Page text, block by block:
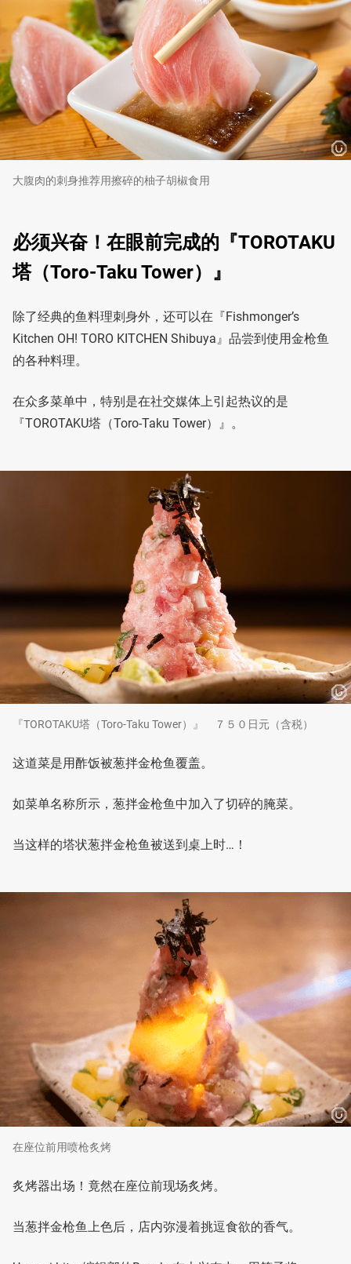
大腹肉的刺身推荐用擦碎的柚子胡椒食用
必须兴奋！在眼前完成的『TOROTAKU
塔（Toro-Taku Tower）』
除了经典的鱼料理刺身外，还可以在『Fishmonger’s
Kitchen OH! TORO KITCHEN Shibuya』品尝到使用金枪鱼
的各种料理。
在众多菜单中，特别是在社交媒体上引起热议的是
『TOROTAKU塔（Toro-Taku Tower）』。
『TOROTAKU塔（Toro-Taku Tower）』 ７５０日元（含税）
这道菜是用酢饭被葱拌金枪鱼覆盖。
如菜单名称所示，葱拌金枪鱼中加入了切碎的腌菜。
当这样的塔状葱拌金枪鱼被送到桌上时…！
在座位前用喷枪炙烤
炙烤器出场！竟然在座位前现场炙烤。
当葱拌金枪鱼上色后，店内弥漫着挑逗食欲的香气。